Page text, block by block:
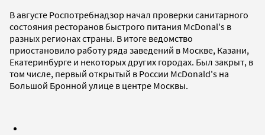
В августе Роспотребнадзор начал проверки санитарного
состояния ресторанов быстрого питания McDonal's в
разных регионах страны. В итоге ведомство
приостановило работу ряда заведений в Москве, Казани,
Екатеринбурге и некоторых других городах. Был закрыт, в
том числе, первый открытый в России McDonald's на
Большой Бронной улице в центре Москвы.